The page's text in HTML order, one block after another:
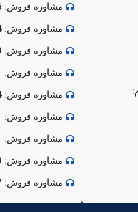
مشاوره فروش: 86036576-021
مشاوره فروش: 86036584-021
مشاوره فروش: 86036579-021
مشاوره فروش: 86036581-021
مشاوره فروش: 86036594-021
مشاوره فروش: 86036591-021
مشاوره فروش: 86036391-021
مشاوره فروش: 86036589-021
مشاوره فروش: 86036587-021